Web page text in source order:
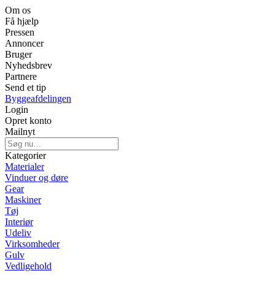
Om os
Få hjælp
Pressen
Annoncer
Bruger
Nyhedsbrev
Partnere
Send et tip
Byggeafdelingen
Login
Opret konto
Mailnyt
Kategorier
Materialer
Vinduer og døre
Gear
Maskiner
Tøj
Interiør
Udeliv
Virksomheder
Gulv
Vedligehold